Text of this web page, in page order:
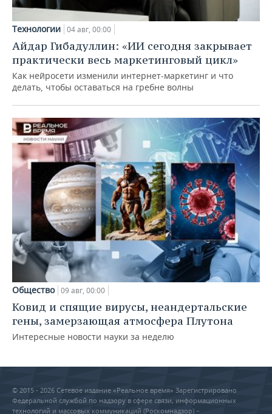
Технологии 04 авг, 00:00
Айдар Гибадуллин: «ИИ сегодня закрывает
практически весь маркетинговый цикл»
Как нейросети изменили интернет-маркетинг и что
делать, чтобы оставаться на гребне волны
Общество 09 авг, 00:00
Ковид и спящие вирусы, неандертальские
гены, замерзающая атмосфера Плутона
Интересные новости науки за неделю
© 2015 - 2026 Сетевое издание «Реальное время» Зарегистрировано
Федеральной службой по надзору в сфере связи, информационных
технологий и массовых коммуникаций (Роскомнадзор) –